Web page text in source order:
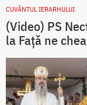
CUVÂNTUL IERARHULUI
(Video) PS
la Față ne